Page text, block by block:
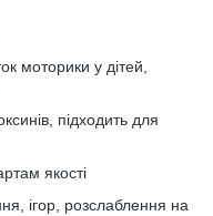
моторики у дітей,
підходить для
якості
ігор, розслаблення на